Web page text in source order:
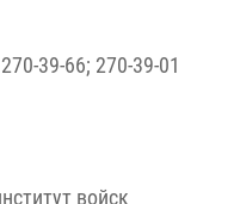
39-66; 270-39-01
войск